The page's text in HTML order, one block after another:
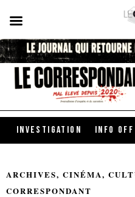
INVESTIGATION INFO OFF
ARCHIVES, CINÉMA,
CORRESPONDANT